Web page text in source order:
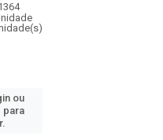
ou
para